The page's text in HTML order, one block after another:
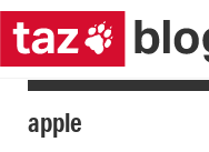
apple